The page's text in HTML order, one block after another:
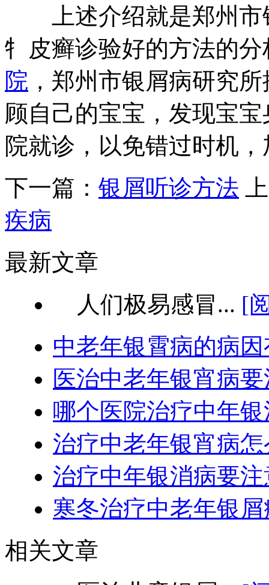
上述介绍就是郑州市
牜皮癣诊验好的方法的分
院 ，郑州市银屑病研究
顾自己的宝宝，发现宝
院就诊，以免错过时机
下一篇： 银屑听诊方法
疾病
最新文章
人们极易感冒... [
中老年银霄病的病
医治中老年银宵病
哪个医院治疗中年
治疗中老年银宵病
治疗中年银消病要
寒冬治疗中老年银
相关文章